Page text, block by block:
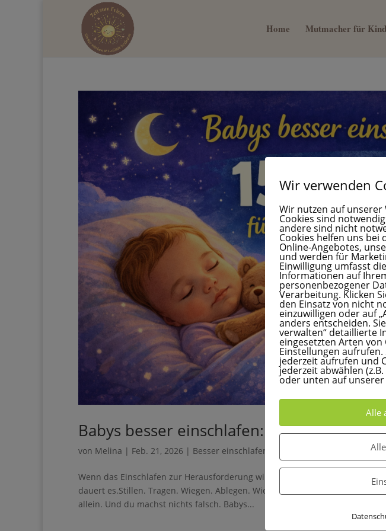
Home Mutmacher für
Babys besser einschlafen: 15 sanfte Wege
von Melina | Feb. 21, 2026 | Besser einschlafen
Wenn das Einschlafen zur Herausforderung wird Es ist Abend.Du bist
dauert es.Stillen. Tragen. Wiegen. Ablegen. Wieder hochnehmen. Wenn
allein. Und du machst nichts falsch. Babys...
Wir verwenden
Wir nutzen auf unserer
Cookies sind
andere sind nicht
Cookies helfen uns bei
Online-Angebotes,
und werden für
Einwilligung umfasst
Informationen auf
personenbezogener
Verarbeitung. Klicken
den Einsatz von nicht
einzuwilligen oder auf
anders entscheiden.
verwalten“ detaillierte
eingesetzten Arten
Einstellungen
jederzeit aufrufen und
jederzeit abwählen
oder unten auf unserer
Alle